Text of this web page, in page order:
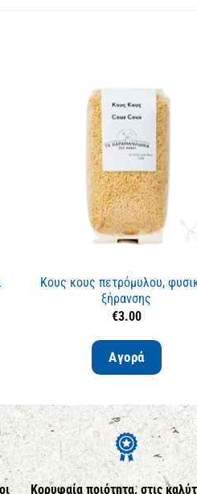
Κους κους πετρόμυλου,
ξήρανσης
€3.00
Αγορά
Κορυφαία ποιότητα, στις